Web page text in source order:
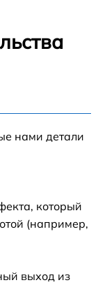
нами детали
который
(например,
выход из